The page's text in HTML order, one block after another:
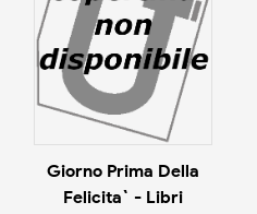
Giorno Prima Della
Felicita` - Libri